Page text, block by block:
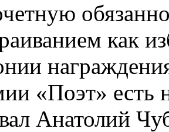
как
«Поэт» есть
Анатолий